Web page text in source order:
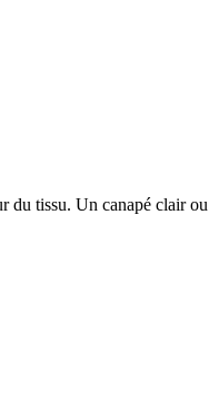
tissu. Un canapé clair